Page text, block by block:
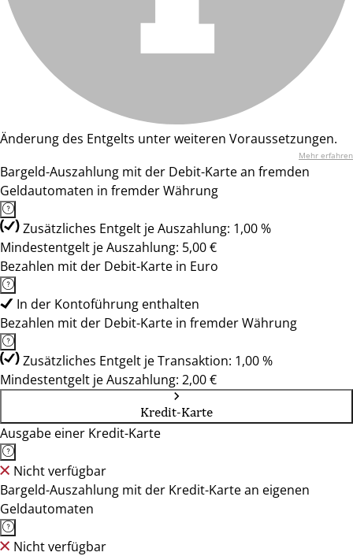
Änderung des Entgelts unter weiteren Voraussetzungen.
Mehr erfahren
Bargeld-Auszahlung mit der Debit-Karte an fremden
Geldautomaten in fremder Währung
Zusätzliches Entgelt je Auszahlung: 1,00 %
Mindestentgelt je Auszahlung: 5,00 €
Bezahlen mit der Debit-Karte in Euro
In der Kontoführung enthalten
Bezahlen mit der Debit-Karte in fremder Währung
Zusätzliches Entgelt je Transaktion: 1,00 %
Mindestentgelt je Auszahlung: 2,00 €
Kredit-Karte
Ausgabe einer Kredit-Karte
Nicht verfügbar
Bargeld-Auszahlung mit der Kredit-Karte an eigenen
Geldautomaten
Nicht verfügbar